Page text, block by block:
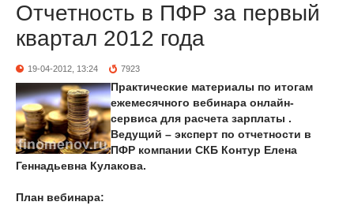
Отчетность в ПФР за первый
квартал 2012 года
19-04-2012, 13:24 7923
Практические материалы по итогам
ежемесячного вебинара онлайн-
сервиса для расчета зарплаты .
Ведущий – эксперт по отчетности в
ПФР компании СКБ Контур Елена
Геннадьевна Кулакова.
План вебинара: